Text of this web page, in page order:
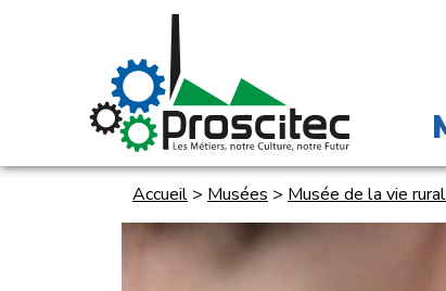
Accueil > Musées > Musée de la vie